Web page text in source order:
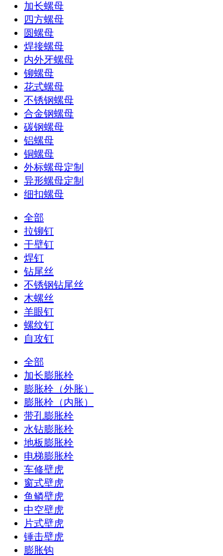
加长螺母
四方螺母
圆螺母
焊接螺母
内外牙螺母
铆螺母
花式螺母
不锈钢螺母
合金钢螺母
碳钢螺母
铝螺母
铜螺母
外标螺母定制
异形螺母定制
细扣螺母
全部
拉铆钉
干壁钉
焊钉
钻尾丝
不锈钢钻尾丝
木螺丝
羊眼钉
螺纹钉
自攻钉
全部
加长膨胀栓
膨胀栓（外胀）
膨胀栓（内胀）
带孔膨胀栓
水钻膨胀栓
地板膨胀栓
电梯膨胀栓
车修壁虎
窗式壁虎
鱼鳞壁虎
中空壁虎
片式壁虎
锤击壁虎
膨胀钩